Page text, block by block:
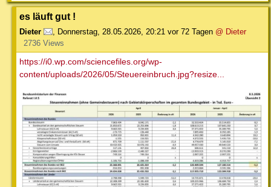
es läuft gut !
Dieter , Donnerstag, 28.05.2026, 20:21 vor 72 Tagen @ Dieter
2736 Views
https://i0.wp.com/sciencefiles.org/wp-
content/uploads/2026/05/Steuereinbruch.jpg?resize...